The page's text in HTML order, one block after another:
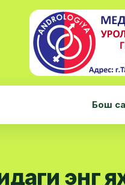
Бош
энг